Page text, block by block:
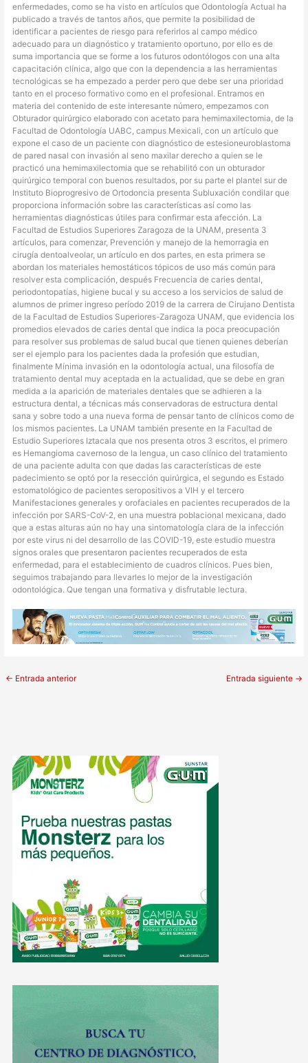
enfermedades, como se ha visto en artículos que Odontología Actual ha
publicado a través de tantos años, que permite la posibilidad de
identificar a pacientes de riesgo para referirlos al campo médico
adecuado para un diagnóstico y tratamiento oportuno, por ello es de
suma importancia que se forme a los futuros odontólogos con una alta
capacitación clínica, algo que con la dependencia a las herramientas
tecnológicas se ha empezado a perder pero que debe ser una prioridad
tanto en el proceso formativo como en el profesional. Entramos en
materia del contenido de este interesante número, empezamos con
Obturador quirúrgico elaborado con acetato para hemimaxilectomia, de la
Facultad de Odontología UABC, campus Mexicali, con un artículo que
expone el caso de un paciente con diagnóstico de estesioneuroblastoma
de pared nasal con invasión al seno maxilar derecho a quien se le
practicó una hemimaxilectomia que se rehabilitó con un obturador
quirúrgico temporal con buenos resultados, por su parte el plantel sur de
Instituto Bioprogresivo de Ortodoncia presenta Subluxación condilar que
proporciona información sobre las características así como las
herramientas diagnósticas útiles para confirmar esta afección. La
Facultad de Estudios Superiores Zaragoza de la UNAM, presenta 3
artículos, para comenzar, Prevención y manejo de la hemorragia en
cirugía dentoalveolar, un artículo en dos partes, en esta primera se
abordan los materiales hemostáticos tópicos de uso más común para
resolver esta complicación, después Frecuencia de caries dental,
periodontopatías, higiene bucal y su acceso a los servicios de salud de
alumnos de primer ingreso período 2019 de la carrera de Cirujano Dentista
de la Facultad de Estudios Superiores-Zaragoza UNAM, que evidencia los
promedios elevados de caries dental que indica la poca preocupación
para resolver sus problemas de salud bucal que tienen quienes deberían
ser el ejemplo para los pacientes dada la profesión que estudian,
finalmente Mínima invasión en la odontología actual, una filosofía de
tratamiento dental muy aceptada en la actualidad, que se debe en gran
medida a la aparición de materiales dentales que se adhieren a la
estructura dental, a técnicas más conservadoras de estructura dental
sana y sobre todo a una nueva forma de pensar tanto de clínicos como de
los mismos pacientes. La UNAM también presente en la Facultad de
Estudio Superiores Iztacala que nos presenta otros 3 escritos, el primero
es Hemangioma cavernoso de la lengua, un caso clínico del tratamiento
de una paciente adulta con que dadas las características de este
padecimiento se optó por la resección quirúrgica, el segundo es Estado
estomatológico de pacientes seropositivos a VIH y el tercero
Manifestaciones generales y orofaciales en pacientes recuperados de la
infección por SARS-CoV-2, en una muestra poblacional mexicana, dado
que a estas alturas aún no hay una sintomatología clara de la infección
por este virus ni del desarrollo de las COVID-19, este estudio muestra
signos orales que presentaron pacientes recuperados de esta
enfermedad, para el establecimiento de cuadros clínicos. Pues bien,
seguimos trabajando para llevarles lo mejor de la investigación
odontológica. Que tengan una formativa y disfrutable lectura.
← Entrada anterior Entrada siguiente →